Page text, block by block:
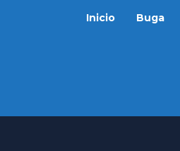
Inicio Buga